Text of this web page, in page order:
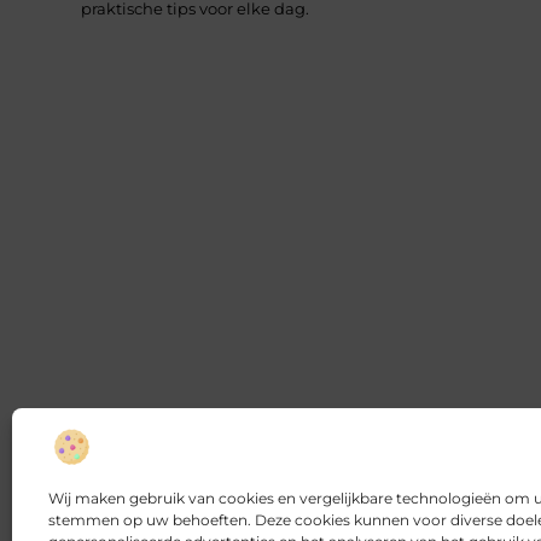
Wij maken gebruik van cookies en vergelijkbare technologieën om
stemmen op uw behoeften. Deze cookies kunnen voor diverse
praktische tips voor elke dag.